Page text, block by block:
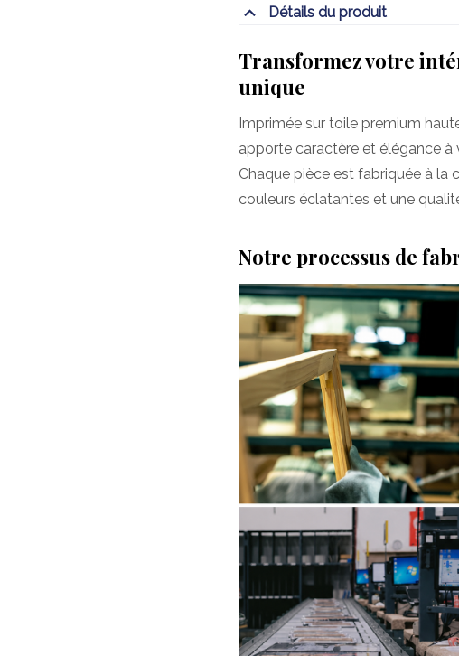
Détails du produit
Transformez votre
unique
Imprimée sur toile premium
apporte caractère et élégance à
Chaque pièce est fabriquée à la
couleurs éclatantes et une
Notre processus de